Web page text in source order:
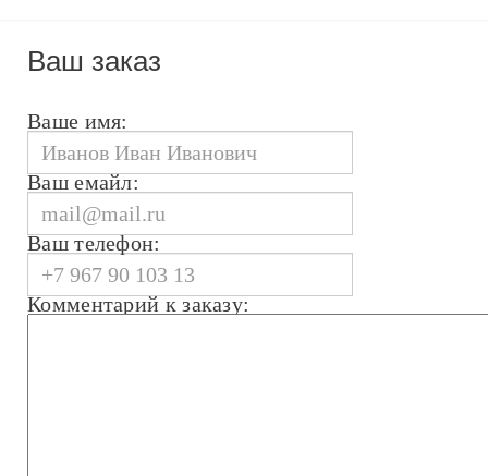
Ваш заказ
Ваше имя:
Ваш емайл:
Ваш телефон:
Комментарий к заказу: